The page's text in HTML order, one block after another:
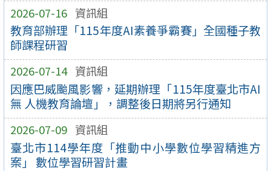
2026-07-16 資訊組
教育部辦理「115年度AI素養爭霸賽」全國種子教
師課程研習
2026-07-14 資訊組
因應巴威颱風影響，延期辦理「115年度臺北市AI
無 人機教育論壇」，調整後日期將另行通知
2026-07-09 資訊組
臺北市114學年度「推動中小學數位學習精進方
案」 數位學習研習計畫